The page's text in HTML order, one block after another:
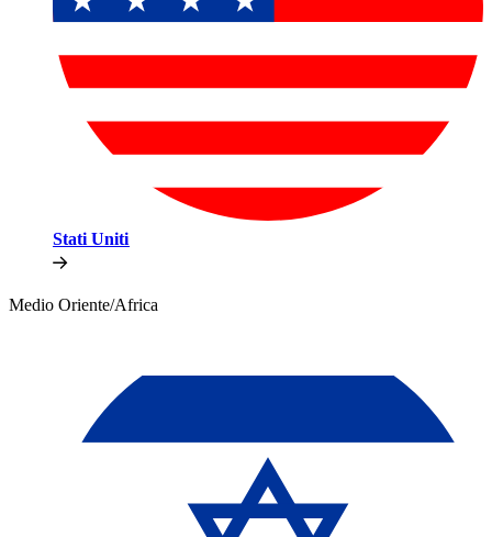
Stati Uniti​​
Medio Oriente/Africa​​